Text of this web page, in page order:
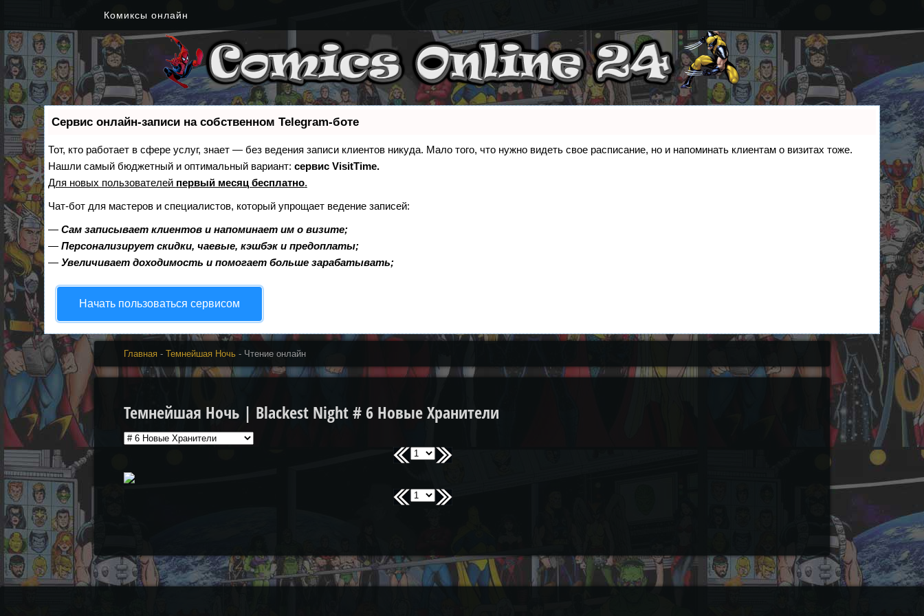
Комиксы онлайн
Сервис онлайн-записи на собственном Telegram-боте
Тот, кто работает в сфере услуг, знает — без ведения записи клиентов никуда. Мало того, что нужно видеть свое расписание, но и напоминать клиентам о визитах тоже.
Нашли самый бюджетный и оптимальный вариант: сервис VisitTime.
Для новых пользователей первый месяц бесплатно.
Чат-бот для мастеров и специалистов, который упрощает ведение записей:
— Сам записывает клиентов и напоминает им о визите;
— Персонализирует скидки, чаевые, кэшбэк и предоплаты;
— Увеличивает доходимость и помогает больше зарабатывать;
Начать пользоваться сервисом
Главная- Темнейшая Ночь- Чтение онлайн
Темнейшая Ночь | Blackest Night # 6 Новые Хранители